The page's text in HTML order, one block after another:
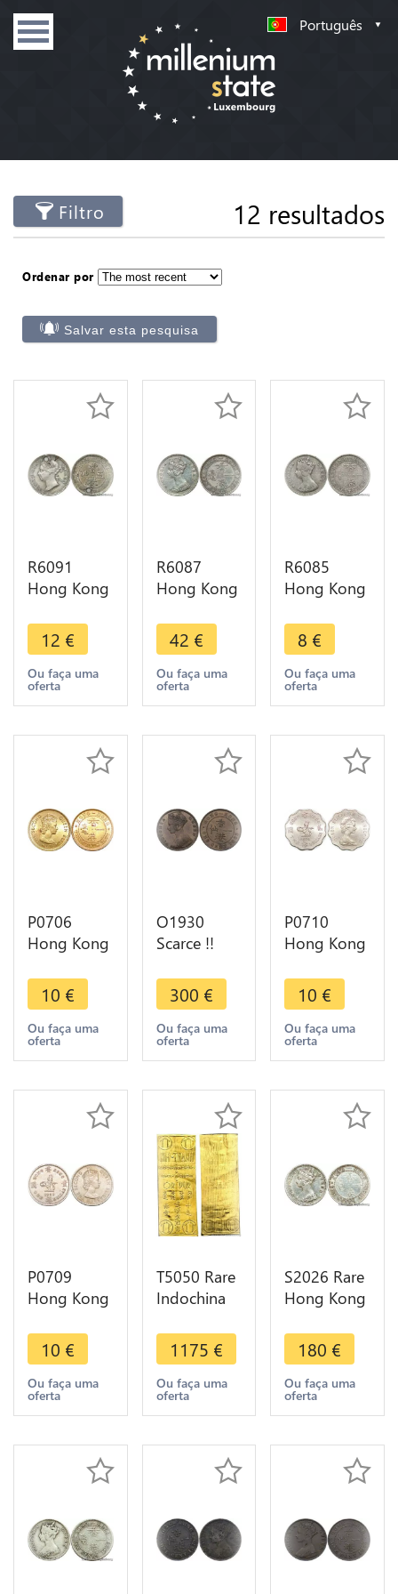
Português
Filtro 12 resultados
Ordenar por
Salvar esta pesquisa
R6091
Hong Kong
Victoria
1897 Silver
AU -> Make
offer
12 €
Ou faça uma
oferta
R6087
Hong Kong
Victoria
1895 Silver
XF+ ->
Make offer
42 €
Ou faça uma
oferta
R6085
Hong Kong
Victoria
1895 Silver
-> Make
offer
8 €
Ou faça uma
oferta
P0706
Hong Kong
Elizabeth II
1978 UNC -
>Make
offer
10 €
Ou faça uma
oferta
O1930
Scarce !!
1 Cent
Victoria
1863 AU
UNC !! -> M
300 €
Ou faça uma
oferta
P0710
Hong Kong
Elizabeth II
1975 UNC -
>Make
offer
10 €
Ou faça uma
oferta
P0709
Hong Kong
Elizabeth II
1960 UNC -
>Make
Offer
10 €
Ou faça uma
oferta
T5050 Rare
Indochina
Hong Kong
Hanoi Or
Gold Bar
999% 1920
1175 €
Ou faça uma
oferta
S2026 Rare
Hong Kong
Victoria
1888
Argent
Silver AU!
180 €
Ou faça uma
oferta